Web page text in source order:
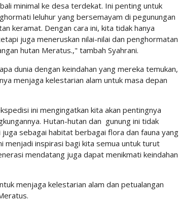
minimal ke desa terdekat. Ini penting untuk
leluhur yang bersemayam di pegunungan
keramat. Dengan cara ini, kita tidak hanya
juga meneruskan nilai-nilai dan penghormatan
hutan Meratus.," tambah Syahrani.
dunia dengan keindahan yang mereka temukan,
menjaga kelestarian alam untuk masa depan
ini mengingatkan kita akan pentingnya
Hutan-hutan dan gunung ini tidak
sebagai habitat berbagai flora dan fauna yang
menjadi inspirasi bagi kita semua untuk turut
mendatang juga dapat menikmati keindahan
menjaga kelestarian alam dan petualangan